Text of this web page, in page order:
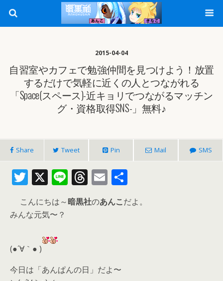
2015-04-04
自習室やカフェで勉強仲間を見つけよう！放置
するだけで気軽に近くの人とつながれる
「Space(スペース)-近キョリでつながるマッチン
グ・資格取得SNS-」無料♪
Share Tweet Pin Mail SMS
T
w
itt
er
X Li
n
e
T
h
re
E
m
ai
有
こんにちは～暗黒社のあんこだよ。
みんな元気〜？
(●´∀｀● )
今日は「あんぱんの日」だよ〜